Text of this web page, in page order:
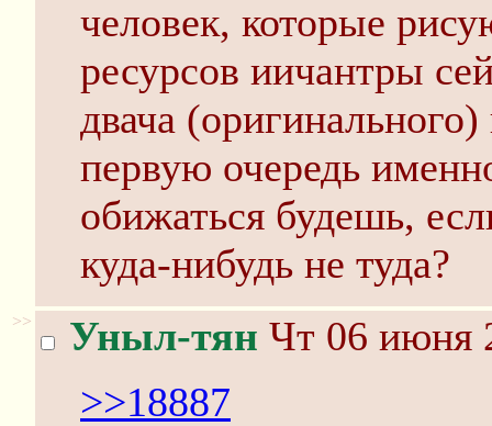
человек, которые
ресурсов иичантры
двача
первую очередь
обижаться будешь,
куда-нибудь не туда?
>> Уныл-тян Чт 06 июня
>>18887